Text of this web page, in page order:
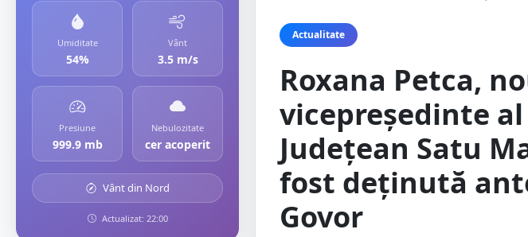
Umiditate
54%
Vânt
3.5 m/s
Presiune
999.9 mb
Nebulozitate
cer acoperit
Vânt din Nord
Actualizat: 22:00
Actualitate
Roxana Petca,
vicepreședinte
Județean Satu
fost deținută
Govor